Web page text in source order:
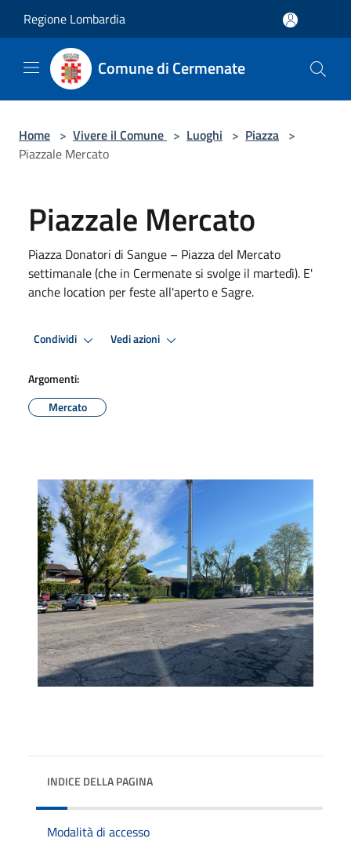
Regione Lombardia
Comune di Cermenate
Home > Vivere il Comune > Luoghi > Piazza >
Piazzale Mercato
Piazzale Mercato
Piazza Donatori di Sangue – Piazza del Mercato
settimanale (che in Cermenate si svolge il martedì). E'
anche location per feste all'aperto e Sagre.
Condividi Vedi azioni
Argomenti:
Mercato
INDICE DELLA PAGINA
Modalità di accesso